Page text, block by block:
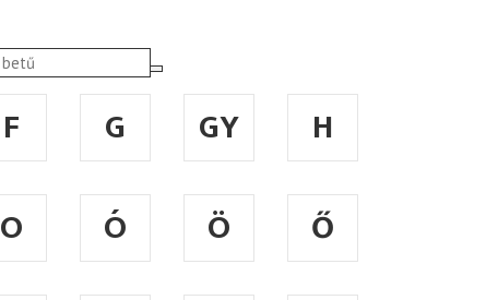
F G GY
H
O Ó Ö
Ő